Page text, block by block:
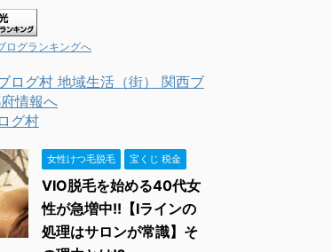
ログランキングへ
グ村
女性けつ毛脱毛 宝くじ 税金
VIO脱毛を始める40代女
性が急増中!!【Iラインの
処理はサロンが常識】そ